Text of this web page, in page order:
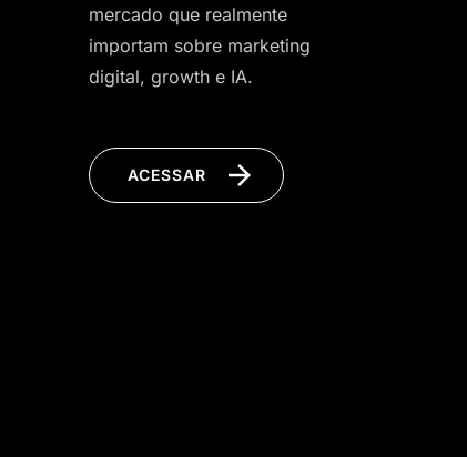
mercado que realmente
importam sobre marketing
digital, growth e IA.
ACESSAR